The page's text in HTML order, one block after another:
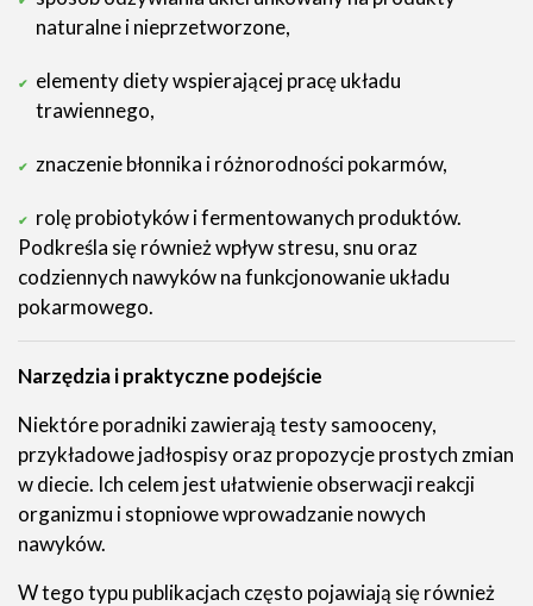
naturalne i nieprzetworzone,
elementy diety wspierającej pracę układu
trawiennego,
znaczenie błonnika i różnorodności pokarmów,
rolę probiotyków i fermentowanych produktów.
Podkreśla się również wpływ stresu, snu oraz
codziennych nawyków na funkcjonowanie układu
pokarmowego.
Narzędzia i praktyczne podejście
Niektóre poradniki zawierają testy samooceny,
przykładowe jadłospisy oraz propozycje prostych zmian
w diecie. Ich celem jest ułatwienie obserwacji reakcji
organizmu i stopniowe wprowadzanie nowych
nawyków.
W tego typu publikacjach często pojawiają się również